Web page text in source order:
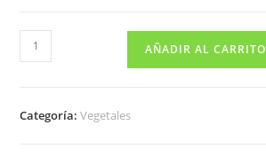
AÑADIR AL CARRITO
Categoría:Vegetales